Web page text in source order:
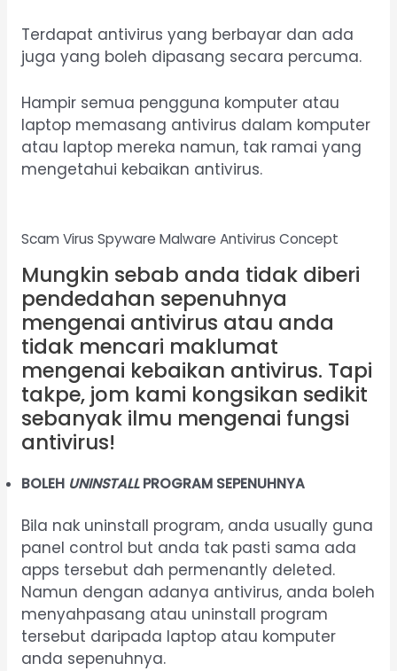
Terdapat antivirus yang berbayar dan ada
juga yang boleh dipasang secara percuma.
Hampir semua pengguna komputer atau
laptop memasang antivirus dalam komputer
atau laptop mereka namun, tak ramai yang
mengetahui kebaikan antivirus.
Scam Virus Spyware Malware Antivirus Concept
Mungkin sebab anda tidak diberi
pendedahan sepenuhnya
mengenai antivirus atau anda
tidak mencari maklumat
mengenai kebaikan antivirus. Tapi
takpe, jom kami kongsikan sedikit
sebanyak ilmu mengenai fungsi
antivirus!
BOLEH UNINSTALLPROGRAM SEPENUHNYA
Bila nak uninstall program, anda usually guna
panel control but anda tak pasti sama ada
apps tersebut dah permenantly deleted.
Namun dengan adanya antivirus, anda boleh
menyahpasang atau uninstall program
tersebut daripada laptop atau komputer
anda sepenuhnya.